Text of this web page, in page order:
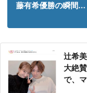
藤有希優勝の瞬間
辻希
大絶
で、